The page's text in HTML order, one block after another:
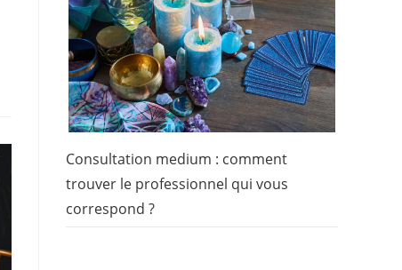
Consultation medium : comment
trouver le professionnel qui vous
correspond ?